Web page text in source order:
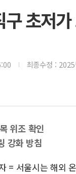
초저
최종수정 :
위조 확인
강화 방침
= 서울시는 해외